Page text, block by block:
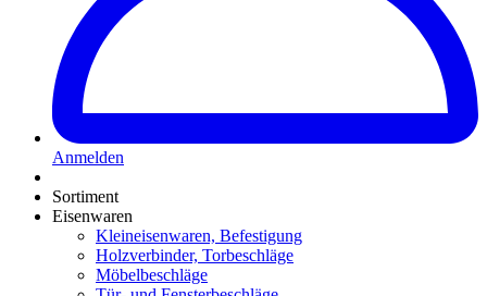
Anmelden
Sortiment
Eisenwaren
Kleineisenwaren, Befestigung
Holzverbinder, Torbeschläge
Möbelbeschläge